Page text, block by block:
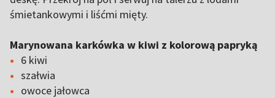
śmietankowymi i liśćmi mięty.
Marynowana karkówka w kiwi z kolorową papryką
6 kiwi
szałwia
owoce jałowca